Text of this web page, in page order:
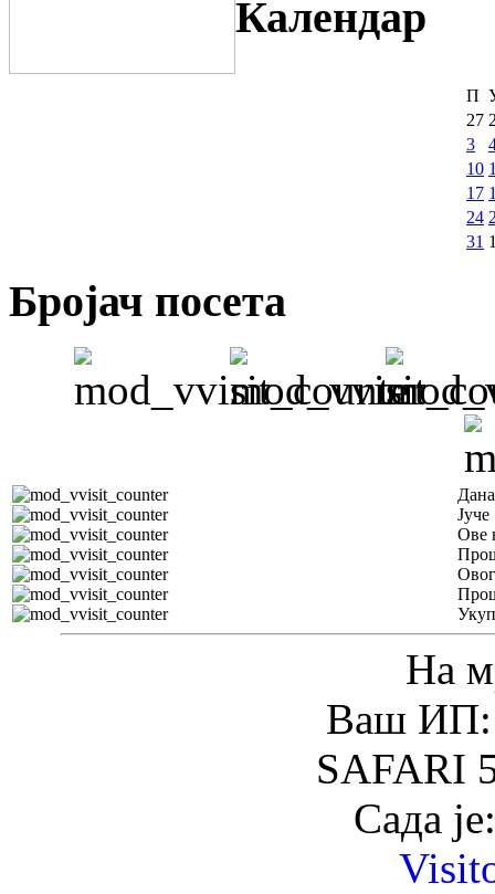
Календар
П
27
3
10
17
24
31
Бројач посета
Јуче
Ове
На
Ваш ИП:
SAFARI
Сада